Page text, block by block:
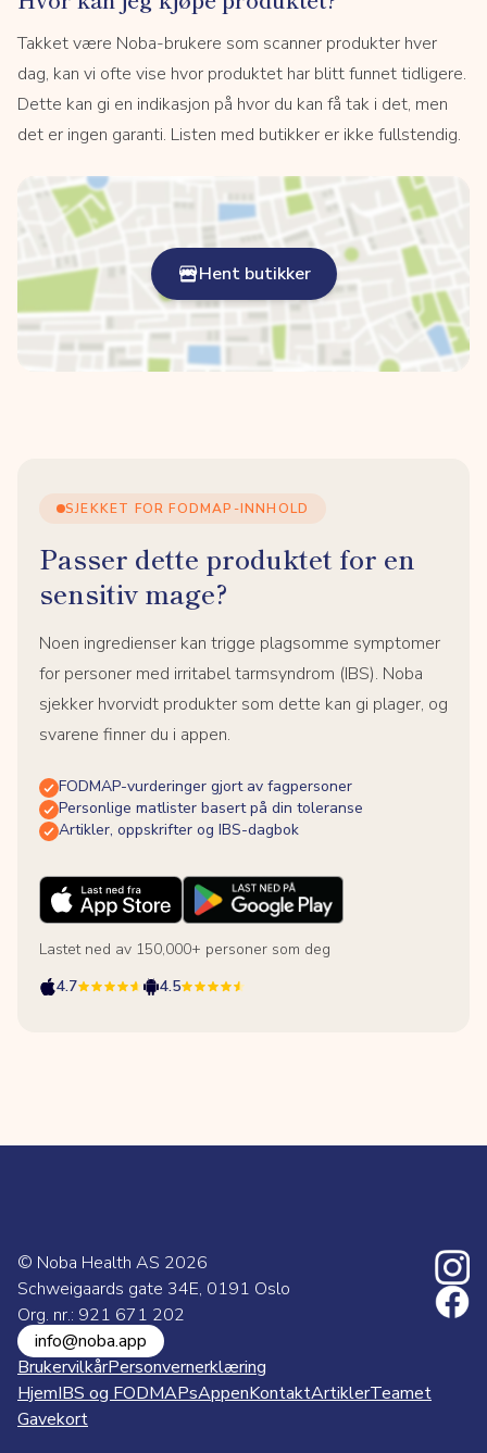
Takket være Noba-brukere som scanner produkter hver
dag, kan vi ofte vise hvor produktet har blitt funnet tidligere.
Dette kan gi en indikasjon på hvor du kan få tak i det, men
det er ingen garanti. Listen med butikker er ikke fullstendig.
Hent butikker
SJEKKET FOR FODMAP-INNHOLD
Passer dette produktet for en
sensitiv mage?
Noen ingredienser kan trigge plagsomme symptomer
for personer med irritabel tarmsyndrom (IBS). Noba
sjekker hvorvidt produkter som dette kan gi plager, og
svarene finner du i appen.
FODMAP-vurderinger gjort av fagpersoner
Personlige matlister basert på din toleranse
Artikler, oppskrifter og IBS-dagbok
Lastet ned av 150,000+ personer som deg
4.7
4.5
© Noba Health AS 2026
Schweigaards gate 34E, 0191 Oslo
Org. nr.: 921 671 202
info@noba.app
BrukervilkårPersonvernerklæring
HjemIBS og FODMAPsAppenKontaktArtiklerTeamet
Gavekort